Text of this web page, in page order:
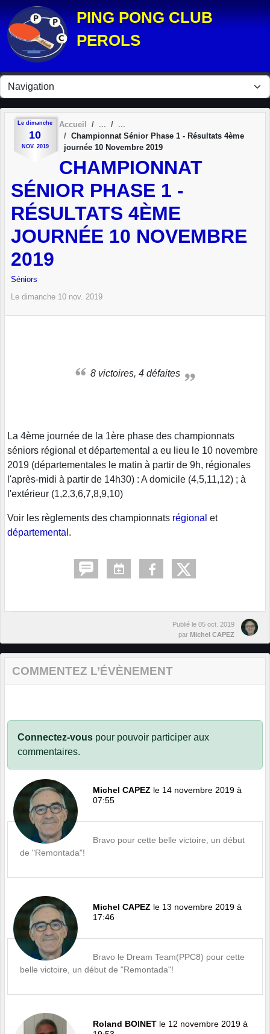
PING PONG CLUB
PEROLS
Le dimanche
10
NOV. 2019
Accueil
Championnat Sénior Phase 1 - Résultats 4ème
journée 10 Novembre 2019
CHAMPIONNAT
SÉNIOR PHASE 1 -
RÉSULTATS 4ÈME
JOURNÉE 10 NOVEMBRE
2019
Séniors
Le dimanche 10 nov. 2019
8 victoires, 4 défaites
La 4ème journée de la 1ère phase des championnats
séniors régional et départemental a eu lieu le 10 novembre
2019 (départementales le matin à partir de 9h, régionales
l'après-midi à partir de 14h30) : A domicile (4,5,11,12) ; à
l'extérieur (1,2,3,6,7,8,9,10)
Voir les règlements des championnats régional et
départemental .
Publié le 05 oct. 2019
par Michel CAPEZ
COMMENTEZ L’ÉVÈNEMENT
Connectez-vous pour pouvoir participer aux
commentaires.
Michel CAPEZ le 14 novembre 2019 à
07:55
Bravo pour cette belle victoire, un début
de "Remontada"!
Michel CAPEZ le 13 novembre 2019 à
17:46
Bravo le Dream Team(PPC8) pour cette
belle victoire, un début de "Remontada"!
Roland BOINET le 12 novembre 2019 à
Panneau de gestion des cookies